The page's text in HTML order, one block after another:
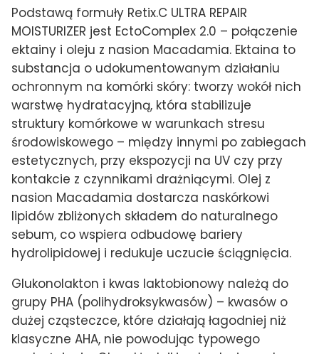
Podstawą formuły Retix.C ULTRA REPAIR
MOISTURIZER jest EctoComplex 2.0 – połączenie
ektainy i oleju z nasion Macadamia. Ektaina to
substancja o udokumentowanym działaniu
ochronnym na komórki skóry: tworzy wokół nich
warstwę hydratacyjną, która stabilizuje
struktury komórkowe w warunkach stresu
środowiskowego – między innymi po zabiegach
estetycznych, przy ekspozycji na UV czy przy
kontakcie z czynnikami drażniącymi. Olej z
nasion Macadamia dostarcza naskórkowi
lipidów zbliżonych składem do naturalnego
sebum, co wspiera odbudowę bariery
hydrolipidowej i redukuje uczucie ściągnięcia.
Glukonolakton i kwas laktobionowy należą do
grupy PHA (polihydroksykwasów) – kwasów o
dużej cząsteczce, które działają łagodniej niż
klasyczne AHA, nie powodując typowego